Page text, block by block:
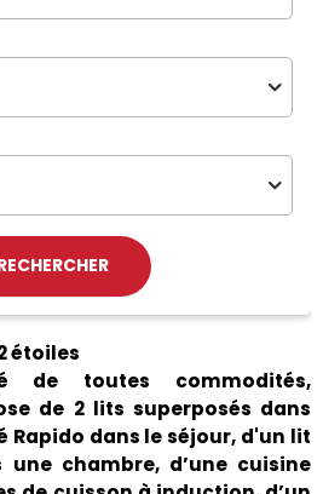
étoiles
de toutes commodités,
de 2 lits superposés dans
Rapido dans le séjour, d'un lit
une chambre, d’une cuisine